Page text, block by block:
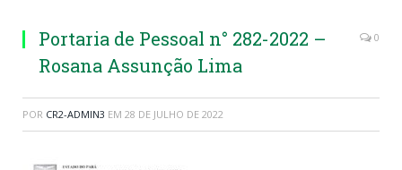
Portaria de Pessoal n° 282-2022 –
Rosana Assunção Lima
0
POR CR2-ADMIN3 EM 28 DE JULHO DE 2022